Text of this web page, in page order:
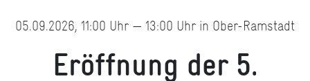
05.09.2026, 11:00 Uhr — 13:00 Uhr in Ober-Ramstadt
Eröffnung der 5.